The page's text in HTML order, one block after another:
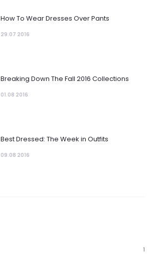
How To Wear Dresses Over Pants
29.07 2016
Breaking Down The Fall 2016 Collections
01.08 2016
Best Dressed: The Week in Outfits
09.08 2016
1